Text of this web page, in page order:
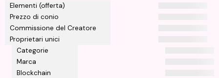
Elementi (offerta)
Prezzo di conio
Commissione del Creatore
Proprietari unici
Categorie
Marca
Blockchain